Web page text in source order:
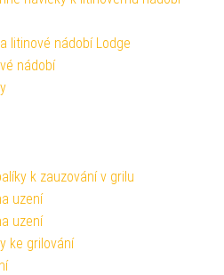
litinové nádobí Lodge
nádobí
k zauzování v grilu
uzení
uzení
ke grilování